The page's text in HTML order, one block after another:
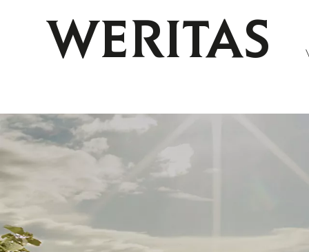
WERITAS